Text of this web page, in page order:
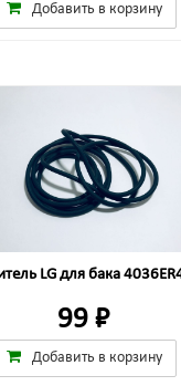
Добавить в корзину
LG для бака
99 ₽
Добавить в корзину